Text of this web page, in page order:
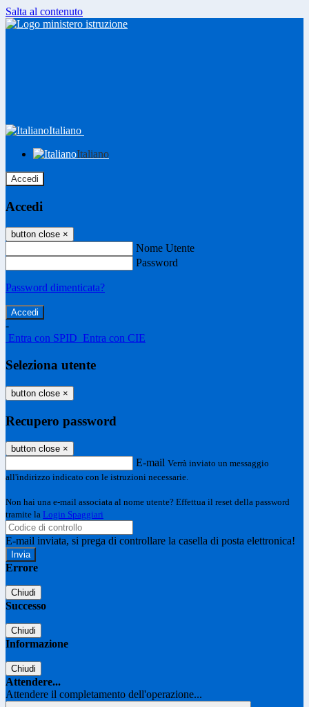
Salta al contenuto
Italiano
Italiano
Accedi
Accedi
button close ×
Nome Utente
Password
Password dimenticata?
-
Entra con SPID Entra con CIE
Seleziona utente
button close ×
Recupero password
button close ×
E-mail Verrà inviato un messaggio
all'indirizzo indicato con le istruzioni necessarie.
Non hai una e-mail associata al nome utente? Effettua il reset della password
tramite la Login Spaggiari
E-mail inviata, si prega di controllare la casella di posta elettronica!
Errore
Chiudi
Successo
Chiudi
Informazione
Chiudi
Attendere...
Attendere il completamento dell'operazione...